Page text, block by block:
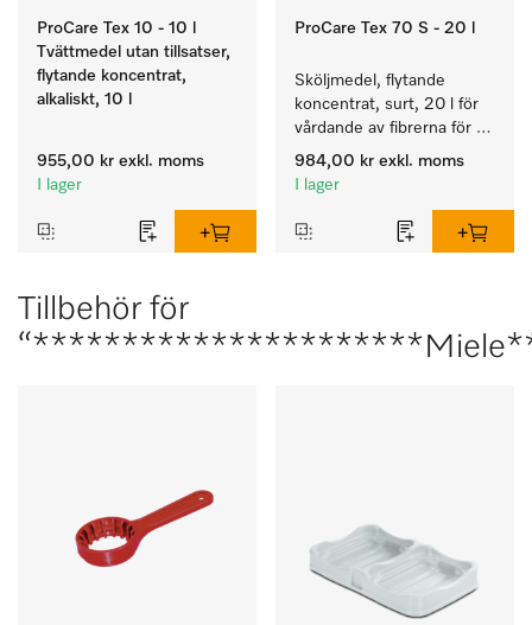
ProCare Tex 10 - 10 l
Tvättmedel utan tillsatser,
flytande koncentrat,
alkaliskt, 10 l
955,00 kr exkl. moms
I lager
ProCare Tex 70 S - 20 l
Sköljmedel, flytande
koncentrat, surt, 20 l för
vårdande av fibrerna för
en långvarig smidighet
hos textilierna.
984,00 kr exkl. moms
I lager
Tillbehör för